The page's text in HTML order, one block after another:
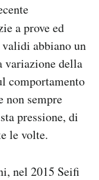
a prove ed
abbiano un
variazione della
comportamento
non sempre
pressione, di
le volte.
nel 2015 Seifi